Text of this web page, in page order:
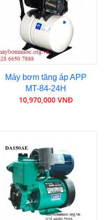
Máy bơm tăng áp APP
MT-84-24H
10,970,000 VNĐ